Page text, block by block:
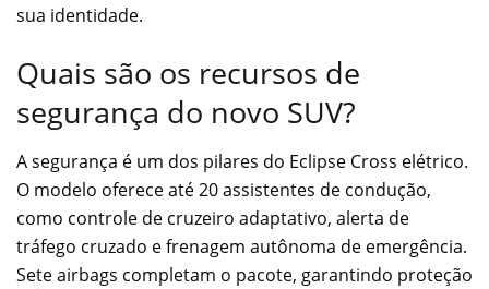
sua identidade.
Quais são os recursos de
segurança do novo SUV?
A segurança é um dos pilares do Eclipse Cross elétrico.
O modelo oferece até 20 assistentes de condução,
como controle de cruzeiro adaptativo, alerta de
tráfego cruzado e frenagem autônoma de emergência.
Sete airbags completam o pacote, garantindo proteção